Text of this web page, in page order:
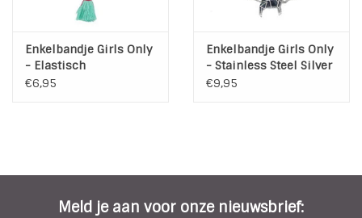
Enkelbandje Girls Only
- Elastisch
€6,95
Enkelbandje Girls Only
- Stainless Steel Silver
€9,95
Meld je aan voor onze nieuwsbrief: